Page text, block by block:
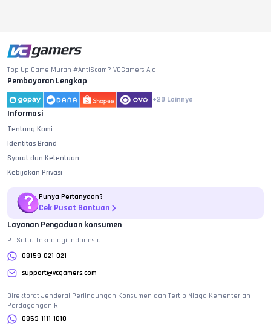
Top Up Game Murah #AntiScam? VCGamers Aja!
Pembayaran Lengkap
+20 Lainnya
Informasi
Tentang Kami
Identitas Brand
Syarat dan Ketentuan
Kebijakan Privasi
Punya Pertanyaan?
Cek Pusat Bantuan
Layanan Pengaduan konsumen
PT Sotta Teknologi Indonesia
08159-021-021
support@vcgamers.com
Direktorat Jenderal Perlindungan Konsumen dan Tertib Niaga Kementerian
Perdagangan RI
0853-1111-1010